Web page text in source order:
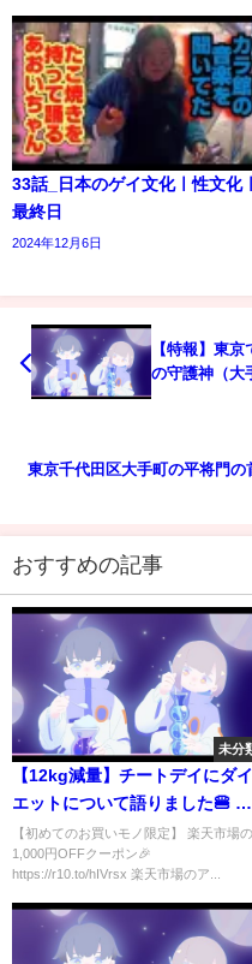
33話_日本のゲイ文化ㅣ性文化ㅣ
最終日
2024年12月6日
【特報】東
の守護神（大
東京千代田区大手町の平将門の
おすすめの記事
未分
【12kg減量】チートデイにダイ
エットについて語りました🍔 エ
ミリン
【初めてのお買いモノ限定】 楽天市場の
1,000円OFFクーポン🎉
https://r10.to/hIVrsx 楽天市場のア...